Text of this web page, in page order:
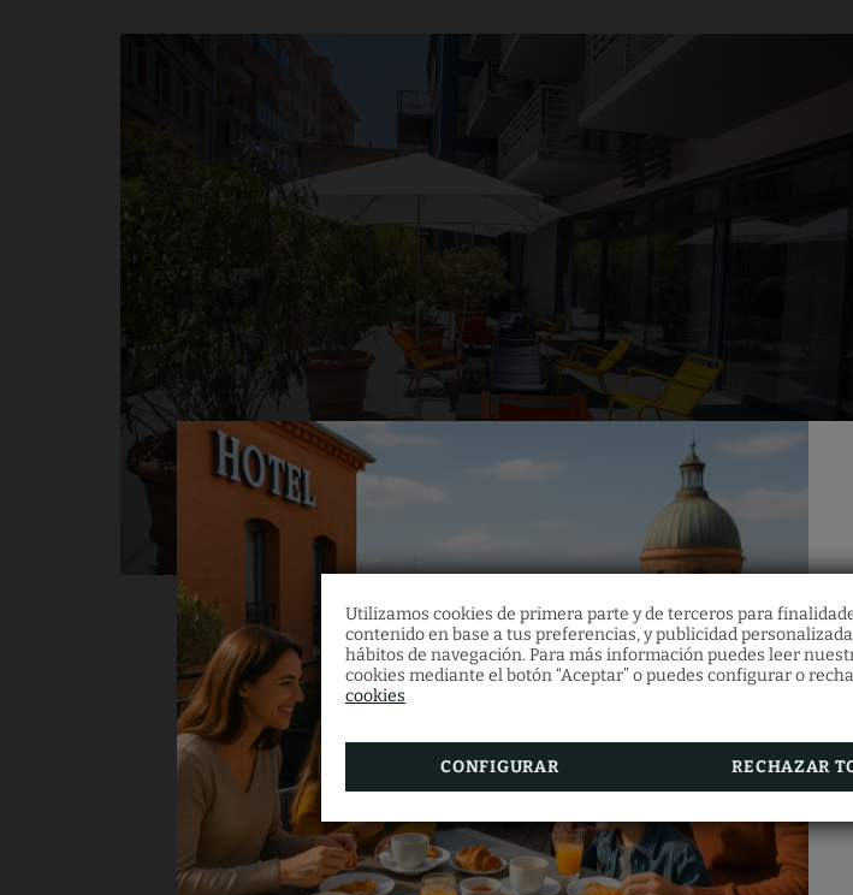
Utilizamos cookies de primera parte y de terceros para
contenido en base a tus preferencias, y publicidad
hábitos de navegación. Para más información puedes leer
cookies mediante el botón “Aceptar” o puedes configurar o
cookies
CONFIGURAR RECHAZAR